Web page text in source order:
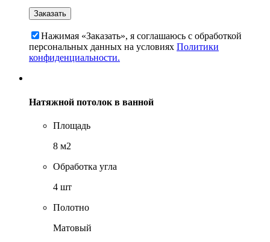
Нажимая «Заказать», я соглашаюсь c обработкой
персональных данных на условиях Политики
конфиденциальности.
Натяжной потолок в ванной
Площадь
8 м2
Обработка угла
4 шт
Полотно
Матовый